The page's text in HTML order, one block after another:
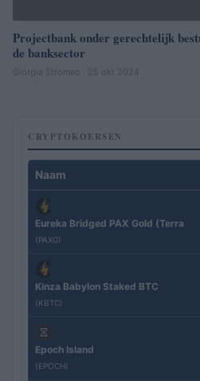
Projectbank onder gerechtelijk
de banksector
Giorgia Stromeo · 25 okt 2024
CRYPTOKOERSEN
Naam
Eureka Bridged PAX Gold (Terra
(PAXG)
Kinza Babylon Staked BTC
(KBTC)
Epoch Island
(EPOCH)